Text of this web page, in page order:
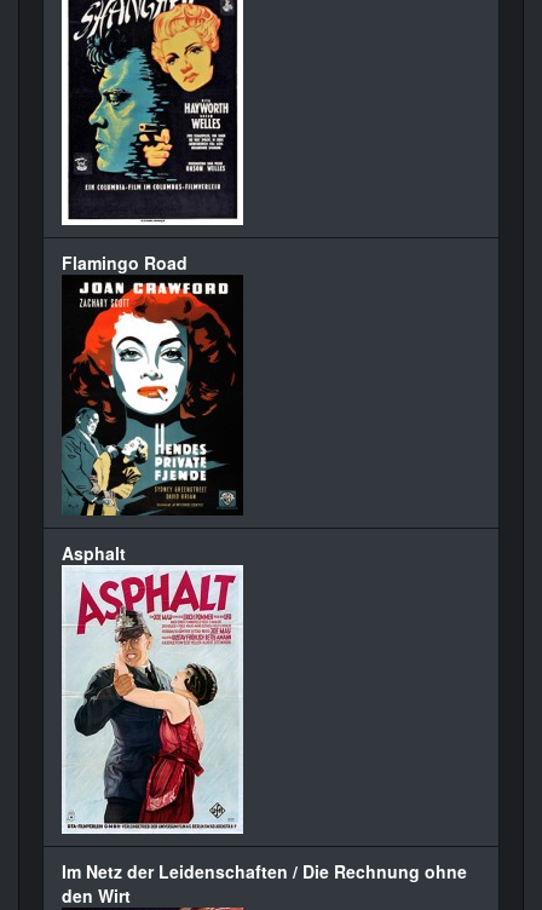
Flamingo Road
Asphalt
Im Netz der Leidenschaften / Die Rechnung ohne
den Wirt